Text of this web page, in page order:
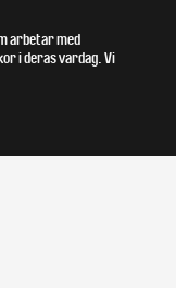
arbetar med
i deras vardag. Vi